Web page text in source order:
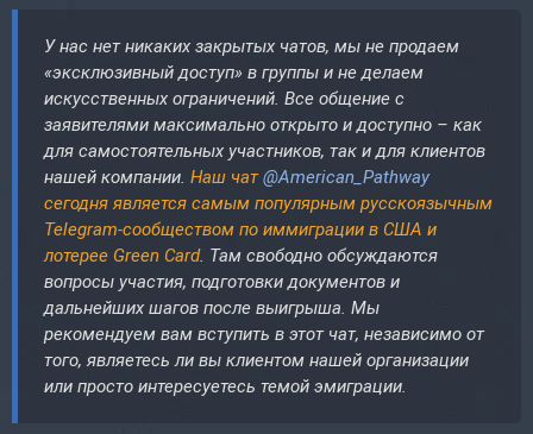
У нас нет никаких закрытых чатов, мы не продаем
«эксклюзивный доступ» в группы и не делаем
искусственных ограничений. Все общение с
заявителями максимально открыто и доступно – как
для самостоятельных участников, так и для клиентов
нашей компании. Наш чат @American_Pathway
сегодня является самым популярным русскоязычным
Telegram-сообществом по иммиграции в США и
лотерее Green Card. Там свободно обсуждаются
вопросы участия, подготовки документов и
дальнейших шагов после выигрыша. Мы
рекомендуем вам вступить в этот чат, независимо от
того, являетесь ли вы клиентом нашей организации
или просто интересуетесь темой эмиграции.